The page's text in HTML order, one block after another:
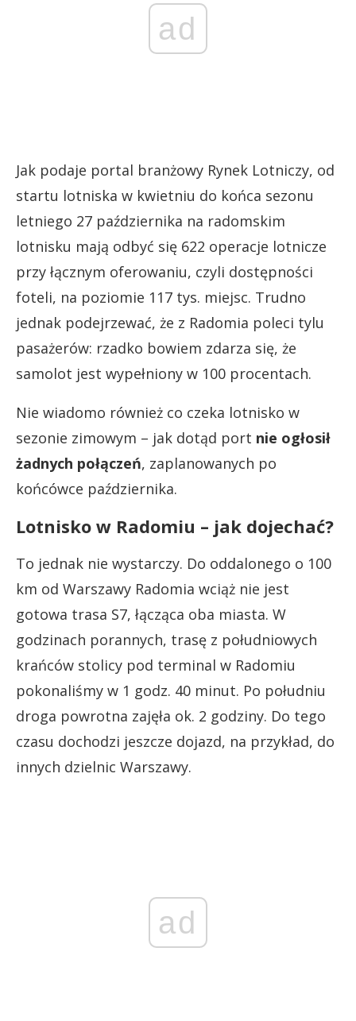
ad
Jak podaje portal branżowy Rynek Lotniczy, od
startu lotniska w kwietniu do końca sezonu
letniego 27 października na radomskim
lotnisku mają odbyć się 622 operacje lotnicze
przy łącznym oferowaniu, czyli dostępności
foteli, na poziomie 117 tys. miejsc. Trudno
jednak podejrzewać, że z Radomia poleci tylu
pasażerów: rzadko bowiem zdarza się, że
samolot jest wypełniony w 100 procentach.
Nie wiadomo również co czeka lotnisko w
sezonie zimowym – jak dotąd port nie ogłosił
żadnych połączeń, zaplanowanych po
końcówce października.
Lotnisko w Radomiu – jak dojechać?
To jednak nie wystarczy. Do oddalonego o 100
km od Warszawy Radomia wciąż nie jest
gotowa trasa S7, łącząca oba miasta. W
godzinach porannych, trasę z południowych
krańców stolicy pod terminal w Radomiu
pokonaliśmy w 1 godz. 40 minut. Po południu
droga powrotna zajęła ok. 2 godziny. Do tego
czasu dochodzi jeszcze dojazd, na przykład, do
innych dzielnic Warszawy.
ad